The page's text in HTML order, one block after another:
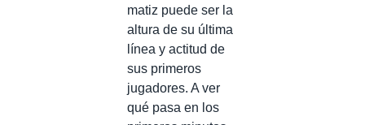
matiz puede ser la
altura de su última
línea y actitud de
sus primeros
jugadores. A ver
qué pasa en los